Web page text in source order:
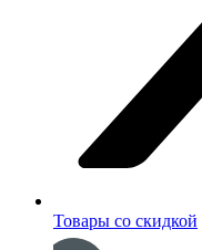
Товары со скидкой